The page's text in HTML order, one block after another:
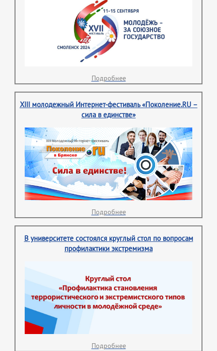
Подробнее
XIII молодежный Интернет-фестиваль «Поколение.RU –
сила в единстве»
Подробнее
В университете состоялся круглый стол по вопросам
профилактики экстремизма
Подробнее